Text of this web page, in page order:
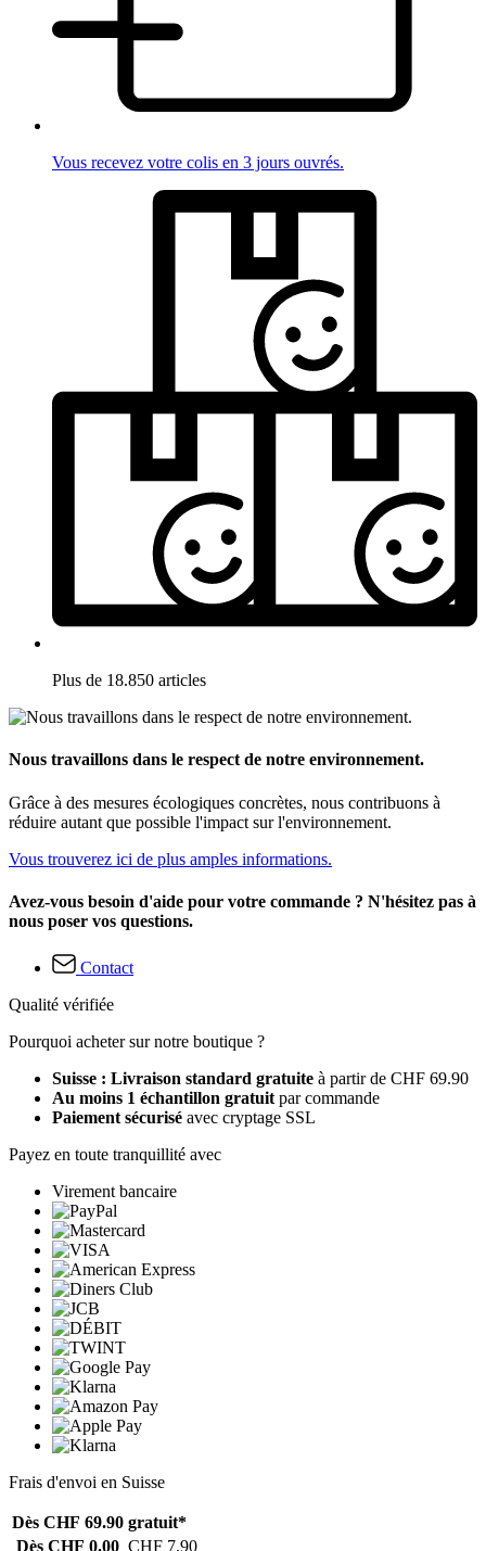
Vous recevez votre colis en 3 jours ouvrés.
Plus de 18.850 articles
Nous travaillons dans le respect de notre environnement.
Grâce à des mesures écologiques concrètes, nous contribuons à
réduire autant que possible l'impact sur l'environnement.
Vous trouverez ici de plus amples informations.
Avez-vous besoin d'aide pour votre commande ? N'hésitez pas à
nous poser vos questions.
Contact
Qualité vérifiée
Pourquoi acheter sur notre boutique ?
Suisse : Livraison standard gratuite à partir de CHF 69.90
Au moins 1 échantillon gratuit par commande
Paiement sécurisé avec cryptage SSL
Payez en toute tranquillité avec
Virement bancaire
Frais d'envoi en Suisse
Dès CHF 69.90 gratuit*
Dès CHF 0.00 CHF 7.90